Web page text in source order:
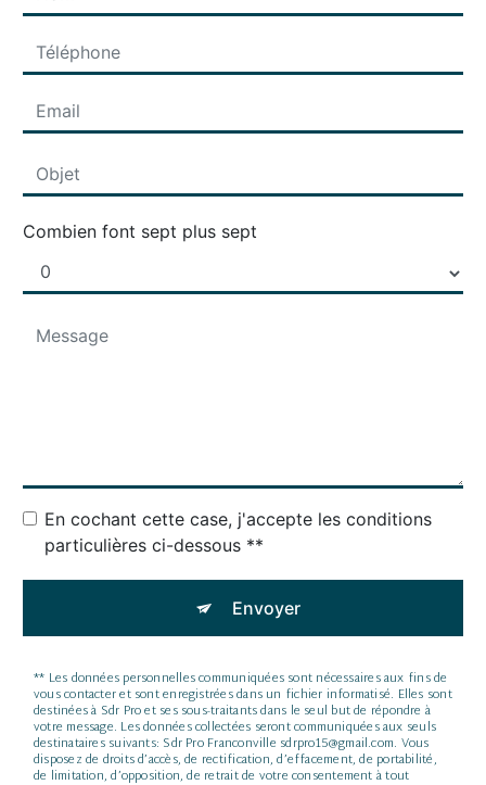
Combien font sept plus sept
En cochant cette case, j'accepte les conditions
particulières ci-dessous **
Envoyer
** Les données personnelles communiquées sont nécessaires aux fins de
vous contacter et sont enregistrées dans un fichier informatisé. Elles sont
destinées à Sdr Pro et ses sous-traitants dans le seul but de répondre à
votre message. Les données collectées seront communiquées aux seuls
destinataires suivants: Sdr Pro Franconville sdrpro15@gmail.com. Vous
disposez de droits d’accès, de rectification, d’effacement, de portabilité,
de limitation, d’opposition, de retrait de votre consentement à tout